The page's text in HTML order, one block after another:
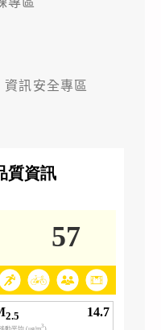
資訊安全專區